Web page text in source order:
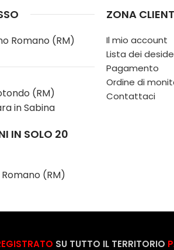
Romano (RM)
(RM)
in Sabina
IN SOLO 20
(RM)
ZONA
Il mio account
Lista dei
Pagamento
Ordine di
Contattaci
SU TUTTO IL TERRITORIO